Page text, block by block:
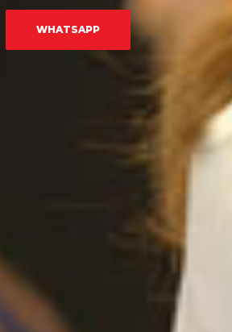
WHATSAPP